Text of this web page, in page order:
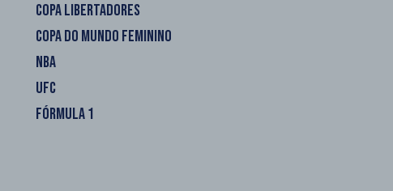
COPA LIBERTADORES
COPA DO MUNDO FEMININO
NBA
UFC
FÓRMULA 1